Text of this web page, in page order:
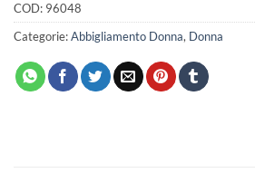
COD: 96048
Categorie:Abbigliamento Donna, Donna